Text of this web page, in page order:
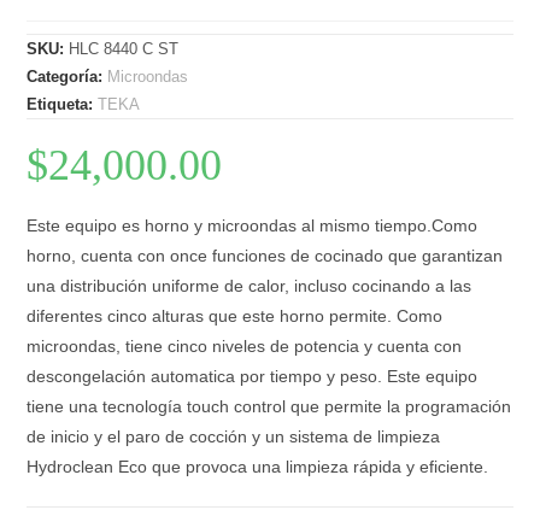
SKU: HLC 8440 C ST
Categoría: Microondas
Etiqueta:TEKA
$24,000.00
Este equipo es horno y microondas al mismo tiempo.Como
horno, cuenta con once funciones de cocinado que garantizan
una distribución uniforme de calor, incluso cocinando a las
diferentes cinco alturas que este horno permite. Como
microondas, tiene cinco niveles de potencia y cuenta con
descongelación automatica por tiempo y peso. Este equipo
tiene una tecnología touch control que permite la programación
de inicio y el paro de cocción y un sistema de limpieza
Hydroclean Eco que provoca una limpieza rápida y eficiente.